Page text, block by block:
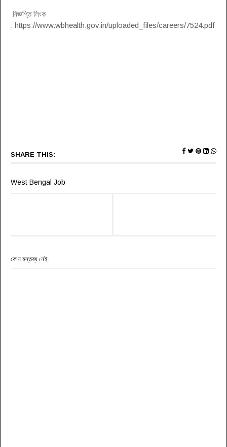
বিজ্ঞপ্তি লিংক
: https://www.wbhealth.gov.in/uploaded_files/careers/7524.pdf
SHARE THIS:
West Bengal Job
কোন মন্তব্য নেই: